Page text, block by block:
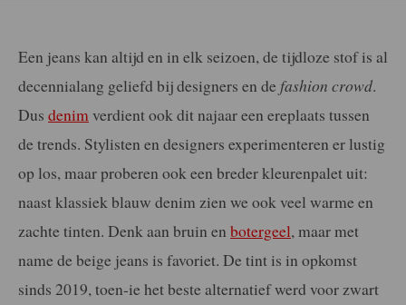
Een jeans kan altijd en in elk seizoen, de tijdloze stof is al
decennialang geliefd bij designers en de fashion crowd.
Dus denim verdient ook dit najaar een ereplaats tussen
de trends. Stylisten en designers experimenteren er lustig
op los, maar proberen ook een breder kleurenpalet uit:
naast klassiek blauw denim zien we ook veel warme en
zachte tinten. Denk aan bruin en botergeel, maar met
name de beige jeans is favoriet. De tint is in opkomst
sinds 2019, toen-ie het beste alternatief werd voor zwart